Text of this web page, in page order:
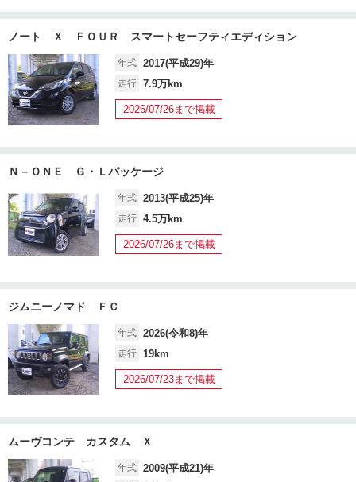
ノート Ｘ ＦＯＵＲ スマートセーフティエディション
年式 2017(平成29)年
走行 7.9万km
2026/07/26まで掲載
Ｎ－ＯＮＥ Ｇ・Ｌパッケージ
年式 2013(平成25)年
走行 4.5万km
2026/07/26まで掲載
ジムニーノマド ＦＣ
年式 2026(令和8)年
走行 19km
2026/07/23まで掲載
ムーヴコンテ カスタム Ｘ
年式 2009(平成21)年